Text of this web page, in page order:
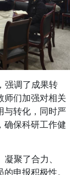
强调了成果转
师们加强对相关
与转化，同时严
确保科研工作健
聚了合力、
申报积极性。